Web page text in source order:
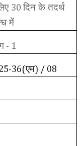
30 दिन के तदर्थ
में
- 1
36(एम) / 08